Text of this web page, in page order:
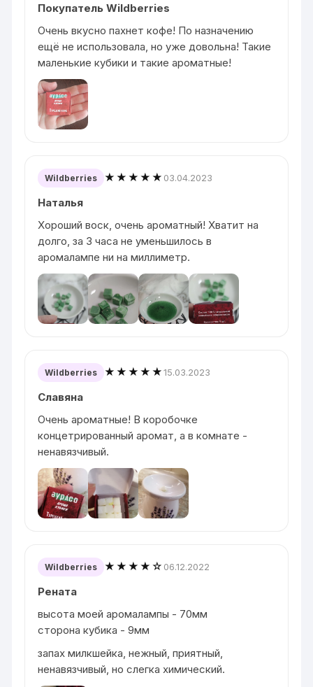
Покупатель Wildberries
Очень вкусно пахнет кофе! По назначению
ещё не использовала, но уже довольна! Такие
маленькие кубики и такие ароматные!
Wildberries ★★★★★ 03.04.2023
Наталья
Хороший воск, очень ароматный! Хватит на
долго, за 3 часа не уменьшилось в
аромалампе ни на миллиметр.
Wildberries ★★★★★15.03.2023
Славяна
Очень ароматные! В коробочке
концетрированный аромат, а в комнате -
ненавязчивый.
Wildberries ★★★★☆ 06.12.2022
Рената
высота моей аромалампы - 70мм
сторона кубика - 9мм
запах милкшейка, нежный, приятный,
ненавязчивый, но слегка химический.